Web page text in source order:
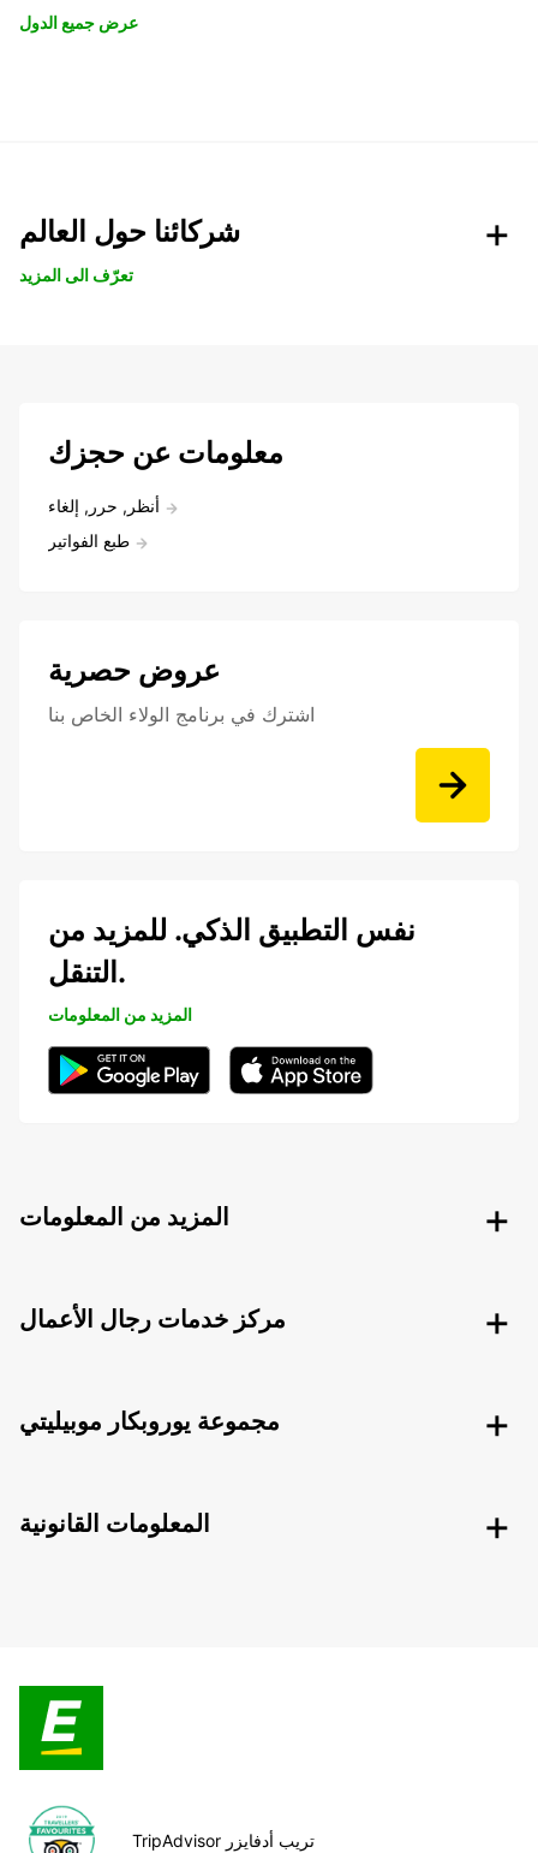
عرض جميع الدول
شركائنا حول العالم
تعرّف الى المزيد
معلومات عن حجزك
أنظر, حرر, إلغاء
طبع الفواتير
عروض حصرية
اشترك في برنامج الولاء الخاص بنا
نفس التطبيق الذكي. للمزيد من
التنقل.
المزيد من المعلومات
المزيد من المعلومات
مركز خدمات رجال الأعمال
مجموعة يوروبكار موبيليتي
المعلومات القانونية
TripAdvisor تريب أدفايزر